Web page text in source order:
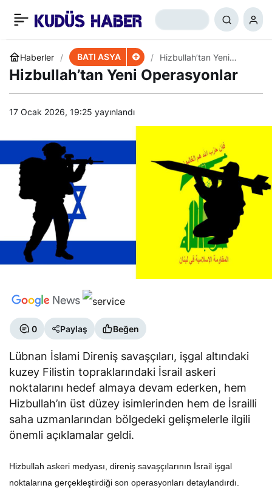
Haberler BATI ASYA
Hizbullah’tan Yeni
Hizbullah’tan Yeni Operasyonlar
17 Ocak 2026, 19:25 yayınlandı
0 Paylaş Beğen
Lübnan İslami Direniş savaşçıları, işgal altındaki
kuzey Filistin topraklarındaki İsrail askeri
noktalarını hedef almaya devam ederken, hem
Hizbullah’ın üst düzey isimlerinden hem de İsrailli
saha uzmanlarından bölgedeki gelişmelerle ilgili
önemli açıklamalar geldi.
Hizbullah askeri medyası, direniş savaşçılarının İsrail işgal
noktalarına gerçekleştirdiği son operasyonları detaylandırdı.
Irak ve Suriye’deki ABD
Üslerine Saldırı
+ 0 Paylaş